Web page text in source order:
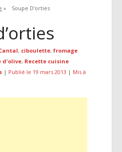
» Soupe D’orties
, ciboulette,fromage
d'olive, Recette cuisine
| Publié le 19 mars 2013 | Mis à